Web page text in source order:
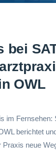
OWL
im Fernsehen:
berichtet
neue